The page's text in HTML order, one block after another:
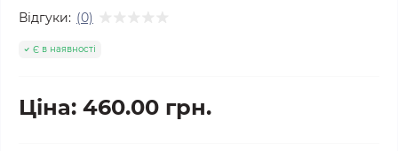
Відгуки: (0)
Є в наявності
Ціна: 460.00 грн.